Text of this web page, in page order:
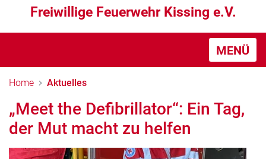
Freiwillige Feuerwehr Kissing e.V.
MENÜ
Home Aktuelles
„Meet the Defibrillator“: Ein Tag,
der Mut macht zu helfen